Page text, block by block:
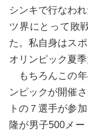
シンキで行なわ
ツ界にとって敗
た。私自身はス
オリンピック夏季
もちろんこの年
ンピックが開催
トの７選手が参
隆が男子500メ